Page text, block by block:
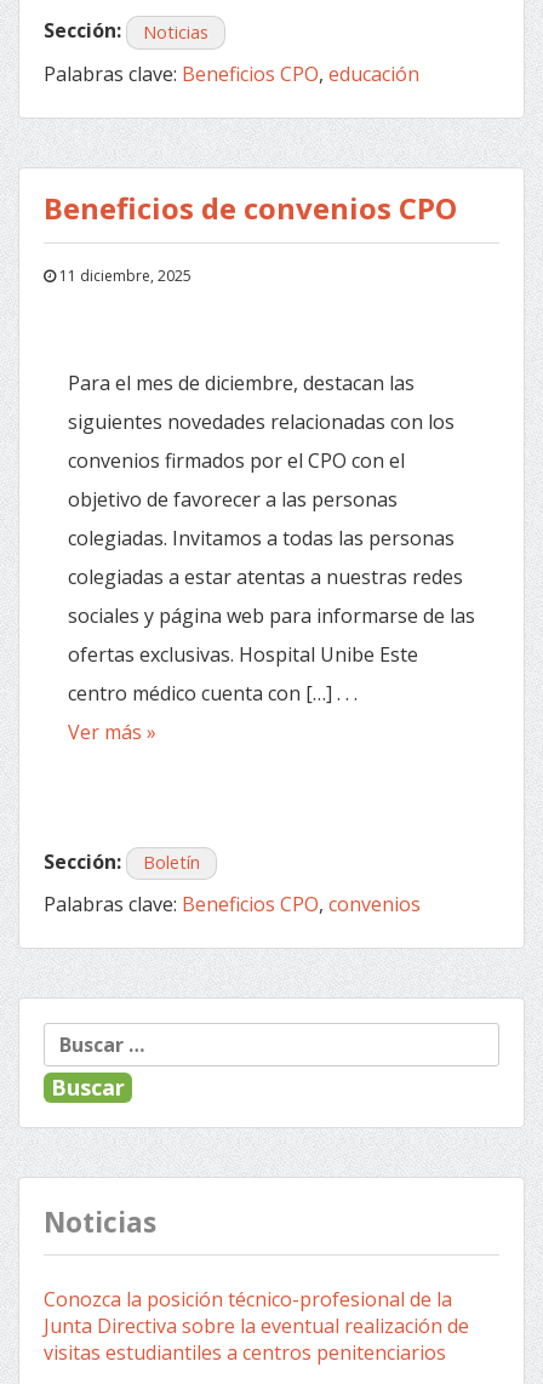
Sección: Noticias
Palabras clave: Beneficios CPO, educación
Beneficios de convenios CPO
11 diciembre, 2025
Para el mes de diciembre, destacan las
siguientes novedades relacionadas con los
convenios firmados por el CPO con el
objetivo de favorecer a las personas
colegiadas. Invitamos a todas las personas
colegiadas a estar atentas a nuestras redes
sociales y página web para informarse de las
ofertas exclusivas. Hospital Unibe Este
centro médico cuenta con […] . . .
Ver más »
Sección: Boletín
Palabras clave: Beneficios CPO, convenios
Buscar:
Noticias
Conozca la posición técnico-profesional de la
Junta Directiva sobre la eventual realización de
visitas estudiantiles a centros penitenciarios